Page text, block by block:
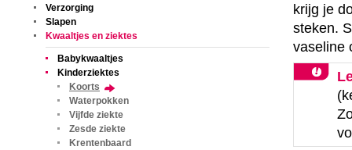
Verzorging
Slapen
Kwaaltjes en ziektes
Babykwaaltjes
Kinderziektes
Koorts
Waterpokken
Vijfde ziekte
Zesde ziekte
Krentenbaard
krijg je
steken.
vaseline